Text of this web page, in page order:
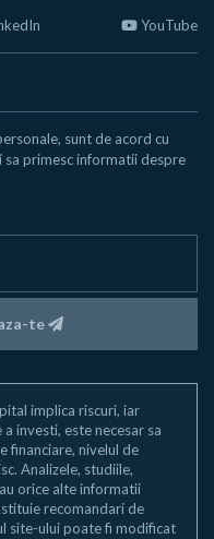
YouTube
sunt de acord cu
sa primesc informatii despre
te
implica riscuri, iar
investi, este necesar sa
financiare, nivelul de
Analizele, studiile,
orice alte informatii
recomandari de
site-ului poate fi modificat